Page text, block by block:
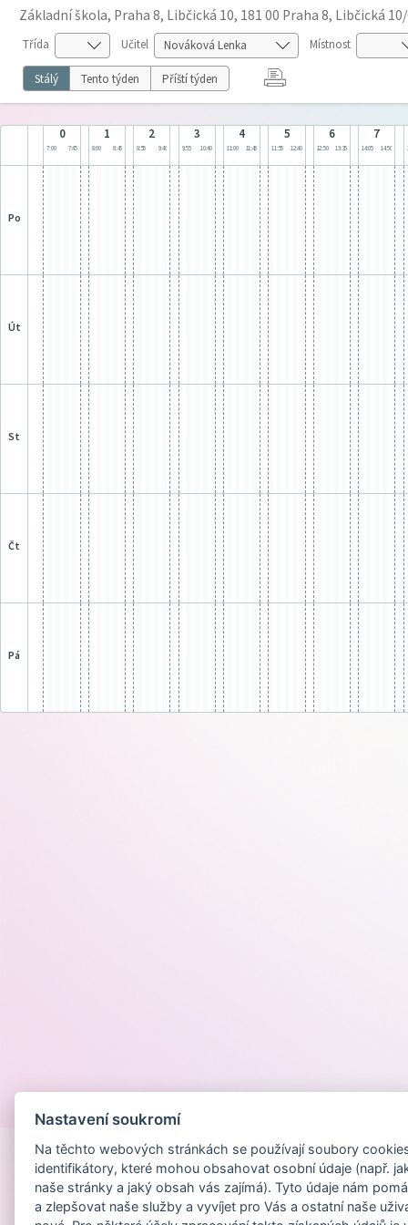
Základní škola, Praha 8, Libčická 10, 181 00 Praha 8, Libčická
Třída Učitel Místnost
Stálý Tento týden Příští týden
0
7:00 7:45
1
8:00 8:45
2
8:55 9:40
3
9:55 10:40
4
11:00 11:45
5
11:55 12:40
6
12:50 13:35
7
14:05 14:50
po
út
st
čt
pá
Nastavení soukromí
Na těchto webových stránkách se používají soubory
identifikátory, které mohou obsahovat osobní údaje (např.
naše stránky a jaký obsah vás zajímá). Tyto údaje nám
a zlepšovat naše služby a vyvíjet pro Vás a ostatní naše